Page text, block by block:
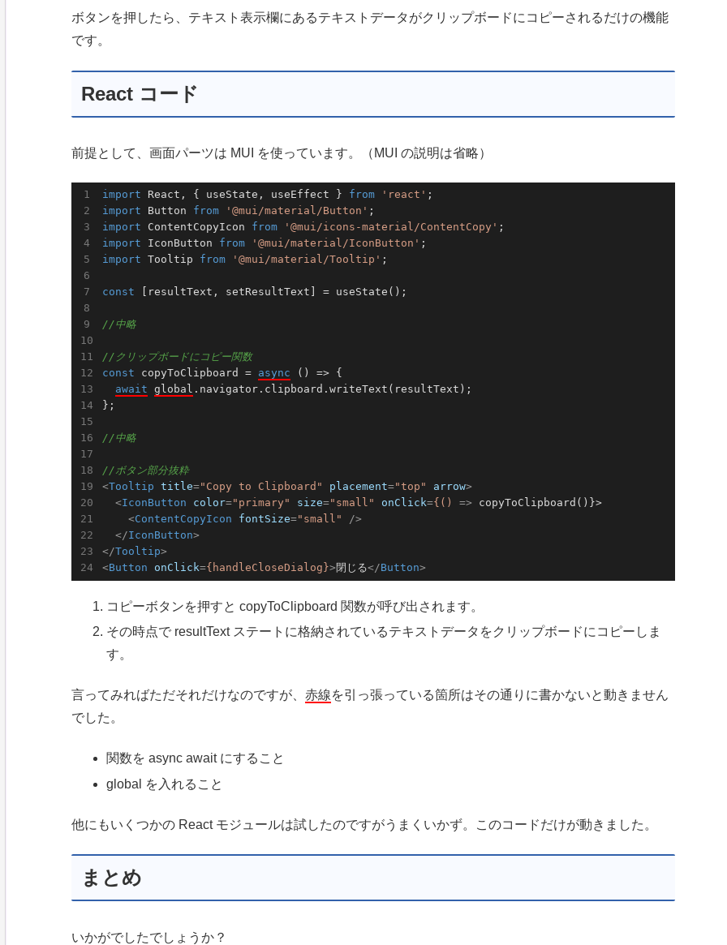
ボタンを押したら、テキスト表示欄にあるテキストデータがクリップボードにコピーされるだけの機能
です。
React コード
前提として、画面パーツは MUI を使っています。（MUI の説明は省略）
import React, { useState, useEffect } from 'react'
import Button from '@mui/material/Button'
import ContentCopyIcon from '@mui/icons-material/ContentCopy'
import IconButton from '@mui/material/IconButton'
import Tooltip from '@mui/material/Tooltip' ;
const [resultText, setResultText] = useState();
//中略
//クリップボードにコピー関数
const copyToClipboard = async () => {
await
global .navigator.clipboard.writeText(resultText);
};
//中略
//ボタン部分抜粋
<Tooltip title="Copy to Clipboard" placement="top" arrow>
<IconButton color="primary" size="small" onClick={() => copyToClipboard()}>
<ContentCopyIcon fontSize="small"
/>
</IconButton>
</Tooltip>
<Button onClick={handleCloseDialog}>閉じる</Button>
コピーボタンを押すと copyToClipboard 関数が呼び出されます。
その時点で resultText ステートに格納されているテキストデータをクリップボードにコピーしま
す。
言ってみればただそれだけなのですが、 赤線を引っ張っている箇所はその通りに書かないと動きません
でした。
関数を async await にすること
global を入れること
他にもいくつかの React モジュールは試したのですがうまくいかず。このコードだけが動きました。
まとめ
いかがでしたでしょうか？